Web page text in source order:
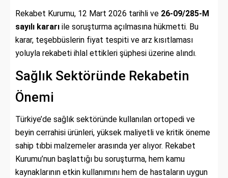
Rekabet Kurumu, 12 Mart 2026 tarihli ve 26-09/285-M
sayılı kararı ile soruşturma açılmasına hükmetti. Bu
karar, teşebbüslerin fiyat tespiti ve arz kısıtlaması
yoluyla rekabeti ihlal ettikleri şüphesi üzerine alındı.
Sağlık Sektöründe Rekabetin
Önemi
Türkiye’de sağlık sektöründe kullanılan ortopedi ve
beyin cerrahisi ürünleri, yüksek maliyetli ve kritik öneme
sahip tıbbi malzemeler arasında yer alıyor. Rekabet
Kurumu’nun başlattığı bu soruşturma, hem kamu
kaynaklarının etkin kullanımını hem de hastaların uygun